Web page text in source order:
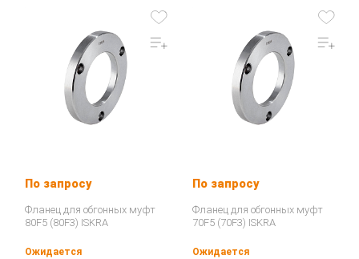
По запросу
Фланец для обгонных муфт
80F5 (80F3) ISKRA
Ожидается
По запросу
Фланец для обгонных муфт
70F5 (70F3) ISKRA
Ожидается